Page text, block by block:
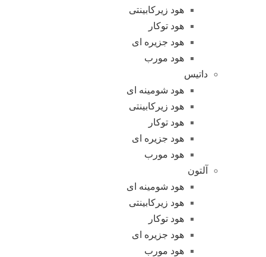
هود زیرکابینتی
هود توکار
هود جزیره ای
هود مورب
داتیس
هود شومینه ای
هود زیرکابینتی
هود توکار
هود جزیره ای
هود مورب
آلتون
هود شومینه ای
هود زیرکابینتی
هود توکار
هود جزیره ای
هود مورب